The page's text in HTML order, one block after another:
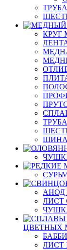
КРУГ
ЛИСТ
ЦВЕТНЫХ
ЛИСТ